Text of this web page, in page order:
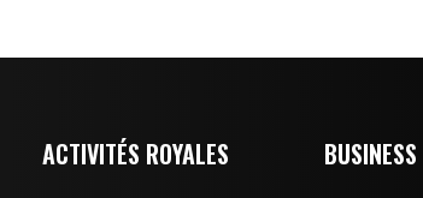
ACTIVITÉS ROYALES BUSINESS